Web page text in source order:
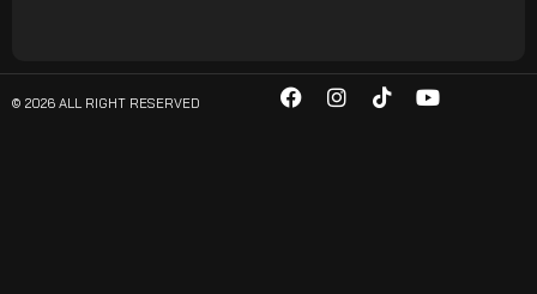
© 2026 ALL RIGHT RESERVED